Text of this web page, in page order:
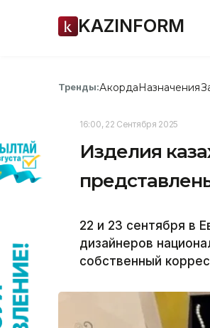
KAZINFORM
Тренды:АкордаНазначения
16:00, 22 Сентября 2025
Изделия
22 и 23 сентября в
дизайнеров
собственный